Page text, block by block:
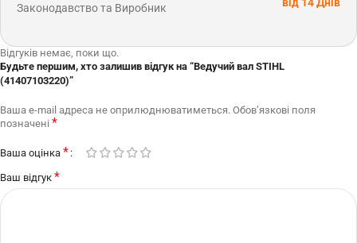
Законодавство та Виробник
від 14 Днів
Відгуків немає, поки що.
Будьте першим, хто залишив відгук на “Ведучий вал STIHL
(41407103220)”
Ваша e-mail адреса не оприлюднюватиметься. Обов’язкові поля
позначені *
Ваша оцінка *
Ваш відгук *